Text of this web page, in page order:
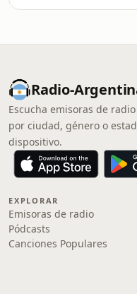
Radio-
Escucha emisoras de
por ciudad, género o
dispositivo.
EXPLORAR
Emisoras de radio
Pódcasts
Canciones Populares